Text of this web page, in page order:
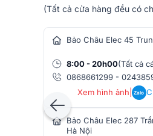
- 99.99% lõi dây dẫn
- Phủ bên ngoài dây AV
hàng âm thanh
(Tất cả cửa hàng đều có
Bảo Châu Elec 45
8:00 - 20h00(Tất cả
0868661299 -
Xem hình ảnh
Zalo
Bảo Châu Elec 287
Hà Nội